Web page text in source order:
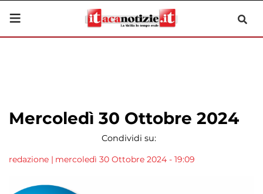
Mercoledì 30 Ottobre 2024
Condividi su:
redazione | mercoledì 30 Ottobre 2024 - 19:09